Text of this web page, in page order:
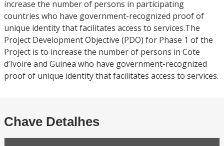
increase the number of persons in participating
countries who have government-recognized proof of
unique identity that facilitates access to services.The
Project Development Objective (PDO) for Phase 1 of the
Project is to increase the number of persons in Cote
d’Ivoire and Guinea who have government-recognized
proof of unique identity that facilitates access to services.
Chave Detalhes